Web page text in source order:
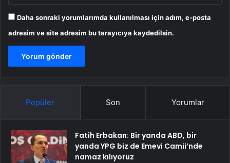
Daha sonraki yorumlarımda kullanılması için adım, e-posta
adresim ve site adresim bu tarayıcıya kaydedilsin.
Popüler Son Yorumlar
Fatih Erbakan: Bir yanda ABD, bir
yanda YPG biz de Emevi Camii’nde
namaz kılıyoruz